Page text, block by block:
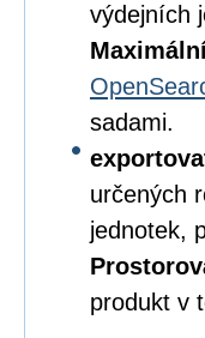
výdejních
sadami.
určených
jednotek,
produkt v